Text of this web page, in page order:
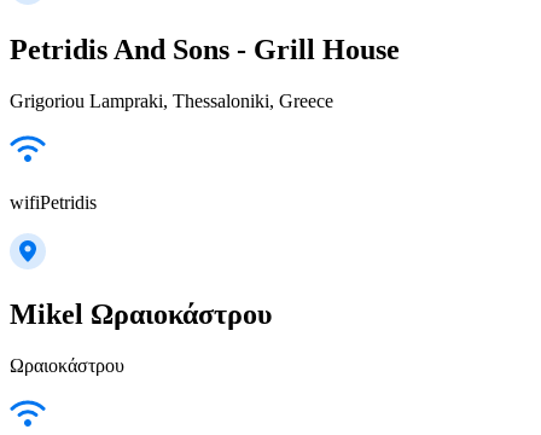
Petridis And Sons - Grill House
Grigoriou Lampraki, Thessaloniki, Greece
wifiPetridis
Mikel Ωραιοκάστρου
Ωραιοκάστρου